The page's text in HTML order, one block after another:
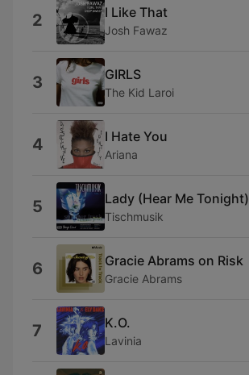
2 I Like That
Josh Fawaz
3 GIRLS
The Kid Laroi
4 I Hate You
Ariana
5 Lady (Hear Me Tonight)
Tischmusik
6 Gracie Abrams on Risk
Gracie Abrams
7 K.O.
Lavinia